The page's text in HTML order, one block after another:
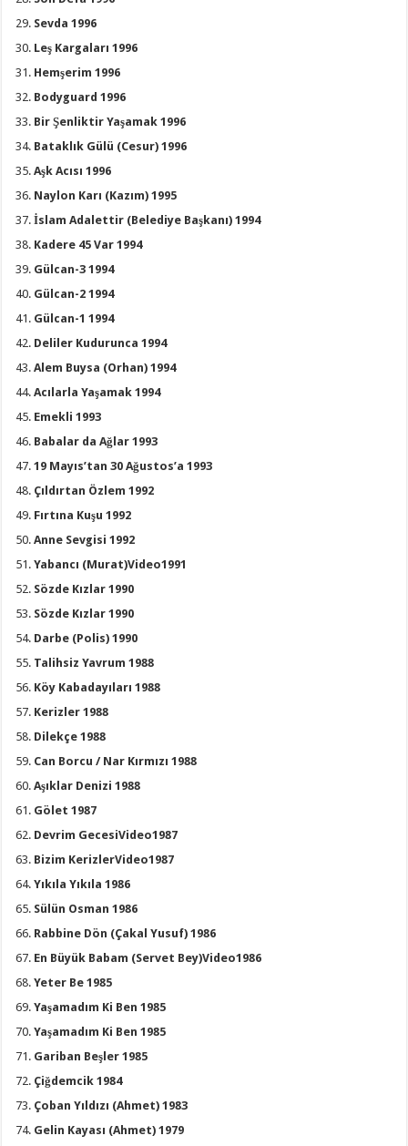
Sevda 1996
Leş Kargaları 1996
Hemşerim 1996
Bodyguard 1996
Bir Şenliktir Yaşamak 1996
Bataklık Gülü (Cesur) 1996
Aşk Acısı 1996
Naylon Karı (Kazım) 1995
İslam Adalettir (Belediye Başkanı) 1994
Kadere 45 Var 1994
Gülcan-3 1994
Gülcan-2 1994
Gülcan-1 1994
Deliler Kudurunca 1994
Alem Buysa (Orhan) 1994
Acılarla Yaşamak 1994
Emekli 1993
Babalar da Ağlar 1993
19 Mayıs’tan 30 Ağustos’a 1993
Çıldırtan Özlem 1992
Fırtına Kuşu 1992
Anne Sevgisi 1992
Yabancı (Murat)Video1991
Sözde Kızlar 1990
Sözde Kızlar 1990
Darbe (Polis) 1990
Talihsiz Yavrum 1988
Köy Kabadayıları 1988
Kerizler 1988
Dilekçe 1988
Can Borcu / Nar Kırmızı 1988
Aşıklar Denizi 1988
Gölet 1987
Devrim GecesiVideo1987
Bizim KerizlerVideo1987
Yıkıla Yıkıla 1986
Sülün Osman 1986
Rabbine Dön (Çakal Yusuf) 1986
En Büyük Babam (Servet Bey)Video1986
Yeter Be 1985
Yaşamadım Ki Ben 1985
Yaşamadım Ki Ben 1985
Gariban Beşler 1985
Çiğdemcik 1984
Çoban Yıldızı (Ahmet) 1983
Gelin Kayası (Ahmet) 1979